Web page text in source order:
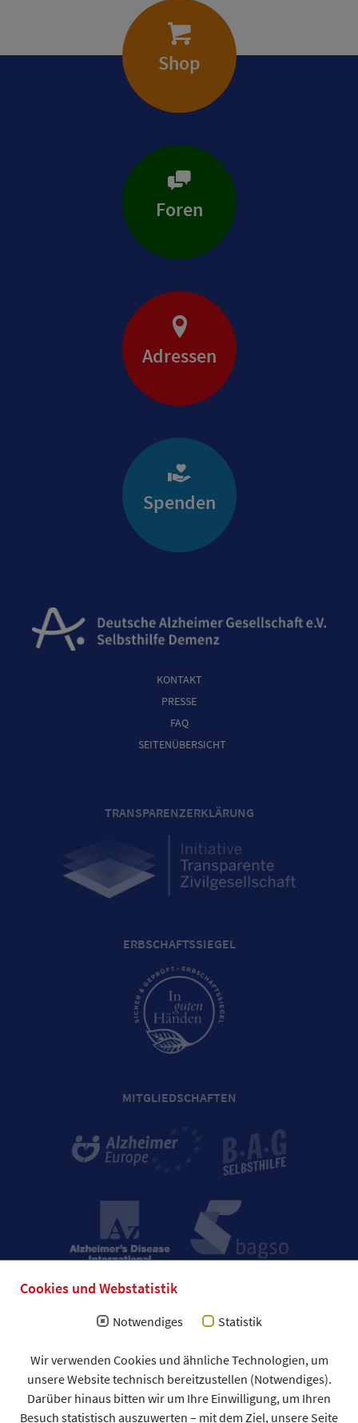
Cookies und Webstatistik
Notwendiges Statistik
Wir verwenden Cookies und ähnliche Technologien, um
unsere Website technisch bereitzustellen (Notwendiges).
Darüber hinaus bitten wir um Ihre Einwilligung, um Ihren
Besuch statistisch auszuwerten – mit dem Ziel, unsere Seite
Shop
Foren
Adressen
Spenden
KONTAKT
PRESSE
FAQ
SEITENÜBERSICHT
TRANSPARENZERKLÄRUNG
ERBSCHAFTSSIEGEL
MITGLIEDSCHAFTEN
Impressum
Allgemeine Geschäftsbedingungen (AGB)
Datenschutzerklärung
Spendenformular
DAlzG © 2026